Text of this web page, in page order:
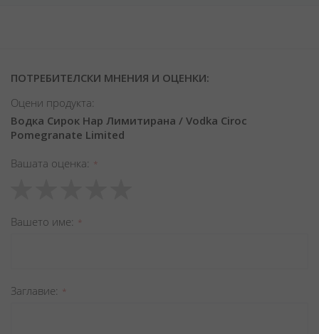
ПОТРЕБИТЕЛСКИ МНЕНИЯ И ОЦЕНКИ:
Оцени продукта:
Водка Сирок Нар Лимитирана / Vodka Ciroc
Pomegranate Limited
Вашата оценка
star
stars
stars
stars
stars
Вашето име
Заглавиe